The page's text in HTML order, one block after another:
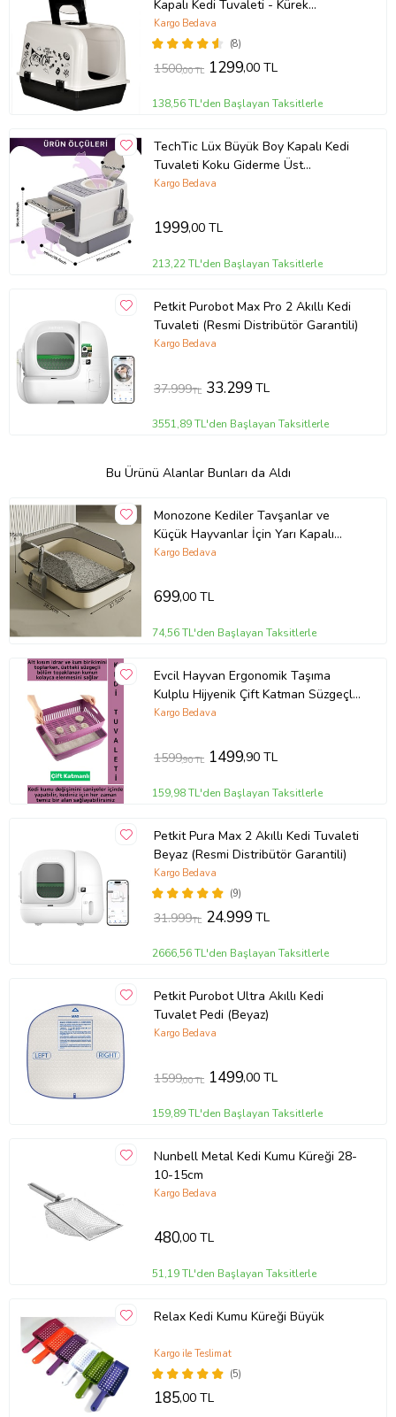
Kapalı Kedi Tuvaleti - Kürek
Hediyeli- Kırılmaz Özel Koku Filtreli
(8)
Kargo Bedava
1500,00 TL 1299,00 TL
138,56 TL'den Başlayan Taksitlerle
TechTic Lüx Büyük Boy Kapalı Kedi
Tuvaleti Koku Giderme Üst
Kapaklı(Boyun Kaşımalı)Çekmeceli
Kargo Bedava
1999,00 TL
213,22 TL'den Başlayan Taksitlerle
Petkit Purobot Max Pro 2 Akıllı Kedi
Tuvaleti (Resmi Distribütör Garantili)
Kargo Bedava
37.999TL 33.299TL
3551,89 TL'den Başlayan Taksitlerle
Bu Ürünü Alanlar Bunları da Aldı
Monozone Kediler Tavşanlar ve
Küçük Hayvanlar İçin Yarı Kapalı
Tuvalet Kum Kabı Kürek Hediyeli
Kargo Bedava
699,00 TL
74,56 TL'den Başlayan Taksitlerle
Evcil Hayvan Ergonomik Taşıma
Kulplu Hijyenik Çift Katman Süzgeçli
Açık Yavru Yetişkin Kedi Tuvaleti
Kargo Bedava
1599,90 TL 1499,90 TL
159,98 TL'den Başlayan Taksitlerle
Petkit Pura Max 2 Akıllı Kedi Tuvaleti
Beyaz (Resmi Distribütör Garantili)
(9)
Kargo Bedava
31.999TL 24.999TL
2666,56 TL'den Başlayan Taksitlerle
Petkit Purobot Ultra Akıllı Kedi
Tuvalet Pedi (Beyaz)
Kargo Bedava
1599,00 TL 1499,00 TL
159,89 TL'den Başlayan Taksitlerle
Nunbell Metal Kedi Kumu Küreği 28-
10-15cm
Kargo Bedava
480,00 TL
51,19 TL'den Başlayan Taksitlerle
Relax Kedi Kumu Küreği Büyük
(5)
Kargo ile Teslimat
185,00 TL